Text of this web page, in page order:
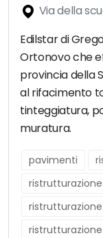
Via della
Edilstar di
Ortonovo che
provincia della
al rifacimento
tinteggiatura,
muratura.
pavimenti